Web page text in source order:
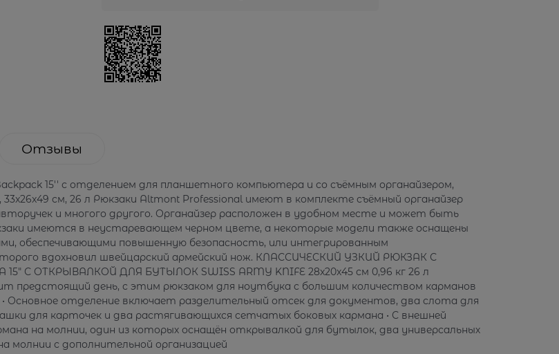
Отзывы
15'' с отделением для планшетного компьютера и со съёмным органайзером,
см, 26 л Рюкзаки Altmont Professional имеют в комплекте съёмный органайзер
и многого другого. Органайзер расположен в удобном месте и может быть
имеются в неустаревающем черном цвете, а некоторые модели также оснащены
обеспечивающими повышенную безопасность, или интегрированным
вдохновил швейцарский армейский нож. КЛАССИЧЕСКИЙ УЗКИЙ РЮКЗАК С
ОТКРЫВАЛКОЙ ДЛЯ БУТЫЛОК SWISS ARMY KNIFE 28x20x45 см 0,96 кг 26 л
день, с этим рюкзаком для ноутбука с большим количеством карманов
Основное отделение включает разделительный отсек для документов, два слота для
для карточек и два растягивающихся сетчатых боковых кармана • С внешней
на молнии, один из которых оснащён открывалкой для бутылок, два универсальных
молнии с дополнительной организацией